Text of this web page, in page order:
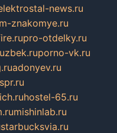
news.ru
znakomye.ru
pro-otdelky.ru
porno-vk.ru
adonyev.ru
hostel-65.ru
mishinlab.ru
starbucksvia.ru